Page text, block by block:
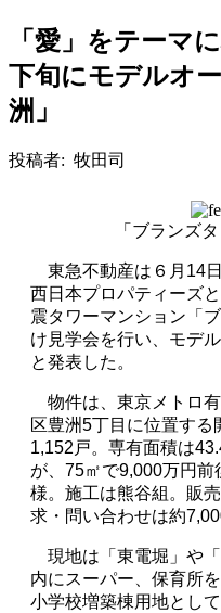
「愛」をテーマ
下旬にモデルオ
洲」
投稿者: 牧田司
「ブランズ
東急不動産は６月 14
西日本プロパティーズ
震タワーマンション「
け見学会を行い、モデ
と発表した。
物件は、東京メトロ
区豊洲5丁目に位置する
1,152 戸。専有面積は
が、 75㎡で9,000万円前
様。施工は熊谷組。販
求・問い合わせは約
現地は「東電堀」や
内にスーパー、保育所
小学校増築棟用地とし